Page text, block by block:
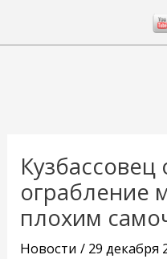
ограбление
плохим
Новости / 29 декабря
записям